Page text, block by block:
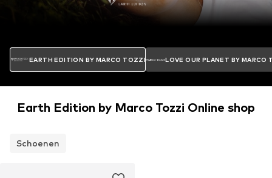
EARTH EDITION BY MARCO TOZZI LOVE OUR PLANET BY MARCO
Earth Edition by Marco Tozzi Online shop
Schoenen